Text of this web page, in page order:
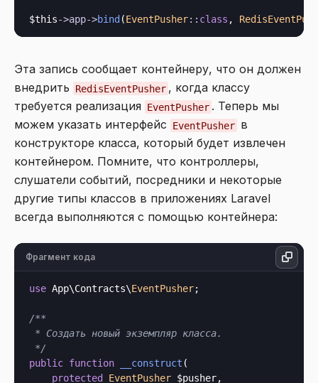
$this->app->bind (EventPusher:: class ,
Эта запись сообщает контейнеру, что он должен
внедрить
RedisEventPusher , когда классу
требуется реализация EventPusher . Теперь мы
можем указать интерфейс
EventPusher в
конструкторе класса, который будет извлечен
контейнером. Помните, что контроллеры,
слушатели событий, посредники и некоторые
другие типы классов в приложениях Laravel
всегда выполняются с помощью контейнера:
Фрагмент кода
use App\Contracts\EventPusher;
/**
* Создать новый экземпляр класса.
*/
public function __construct (
protected
EventPusher